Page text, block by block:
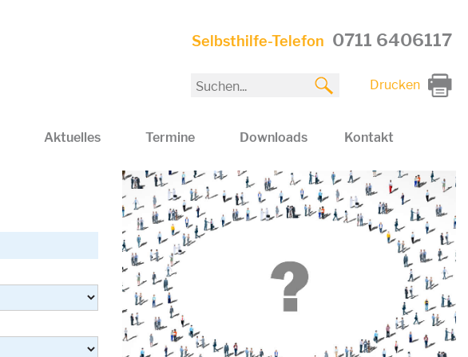
Selbsthilfe-Telefon 0711 6406117
Drucken
Aktuelles Termine Downloads Kontakt